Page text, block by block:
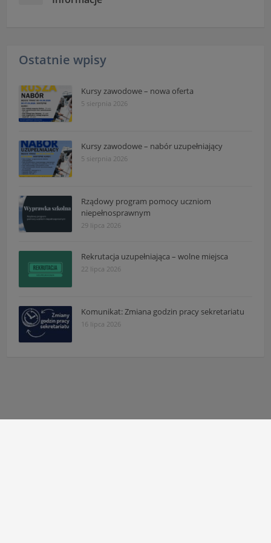
Ostatnie wpisy
Kursy zawodowe – nowa oferta
5 sierpnia 2026
Kursy zawodowe – nabór uzupełniający
5 sierpnia 2026
Rządowy program pomocy uczniom
niepełnosprawnym
29 lipca 2026
Rekrutacja uzupełniająca – wolne miejsca
22 lipca 2026
Komunikat: Zmiana godzin pracy sekretariatu
16 lipca 2026